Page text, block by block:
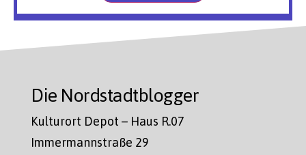
Die Nordstadtblogger
Kulturort Depot – Haus R.07
Immermannstraße 29